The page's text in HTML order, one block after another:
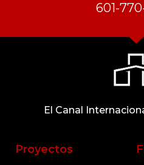
601-
El Canal
Proyectos